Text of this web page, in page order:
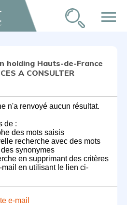
menu
holding Hauts-de-France
A CONSULTER
n'a renvoyé aucun résultat.
de :
des mots saisis
recherche avec des mots
synonymes
en supprimant des critères
en utilisant le lien ci-
e-mail